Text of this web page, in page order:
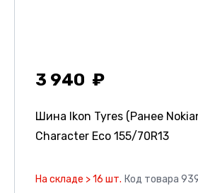
3 940
Шина Ikon Tyres (Ранее
Character Eco 155/70R13
На складе > 16 шт. Код товара